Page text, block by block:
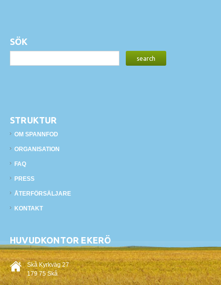
SÖK
STRUKTUR
OM SPANNFOD
ORGANISATION
FAQ
PRESS
ÅTERFÖRSÄLJARE
KONTAKT
HUVUDKONTOR EKERÖ
Skå Kyrkväg 27
179 75 Skå